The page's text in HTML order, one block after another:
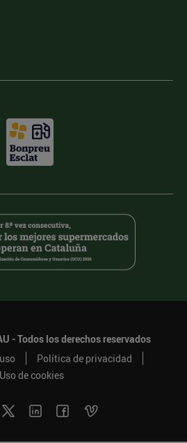
- Todos los derechos reservados
Política de privacidad
Uso de cookies